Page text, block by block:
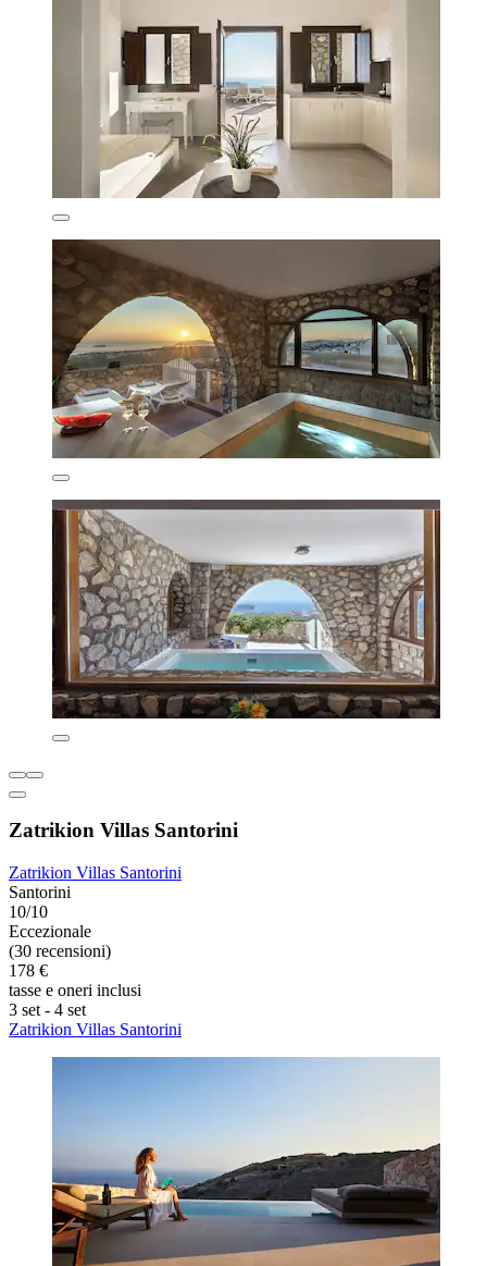
Zatrikion Villas Santorini
Zatrikion Villas Santorini
Santorini
10/10
Eccezionale
(30 recensioni)
178 €
tasse e oneri inclusi
3 set - 4 set
Zatrikion Villas Santorini